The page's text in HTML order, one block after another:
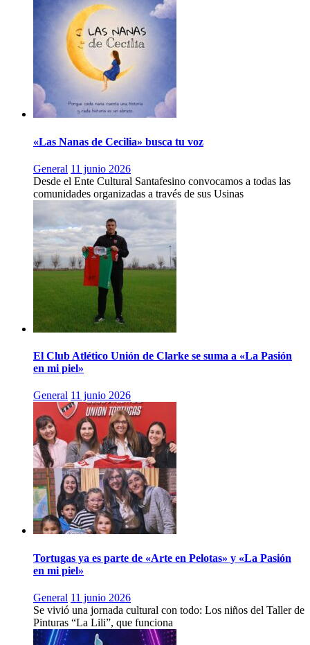
«Las Nanas de Cecilia» busca tu voz
General 11 junio 2026
Desde el Ente Cultural Santafesino convocamos a todas las
comunidades organizadas a través de sus Usinas
El Club Atlético Unión de Clarke se suma a «La Pasión
en mi piel»
General 11 junio 2026
Tortugas ya es parte de «Arte en Pelotas» y «La Pasión
en mi piel»
General 11 junio 2026
Se vivió una jornada cultural con todo: Los niños del Taller de
Pinturas “La Lili”, que funciona